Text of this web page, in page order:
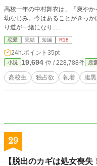
高校一年の中村舞衣は、『爽や
幼なじみ。今はあることがきっ
り道が一緒になり.....
恋愛 完結 短編 R18
24h.ポイント 35pt
小説 19,694 位 / 228,788件 恋
高校生 独占欲 執着 腹黒
29
【脱出のカギは処女喪